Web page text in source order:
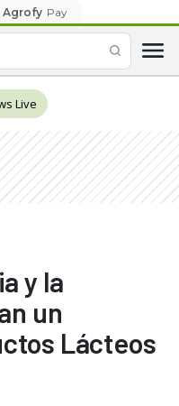
Agrofy Pay
Live
y la
un
Lácteos